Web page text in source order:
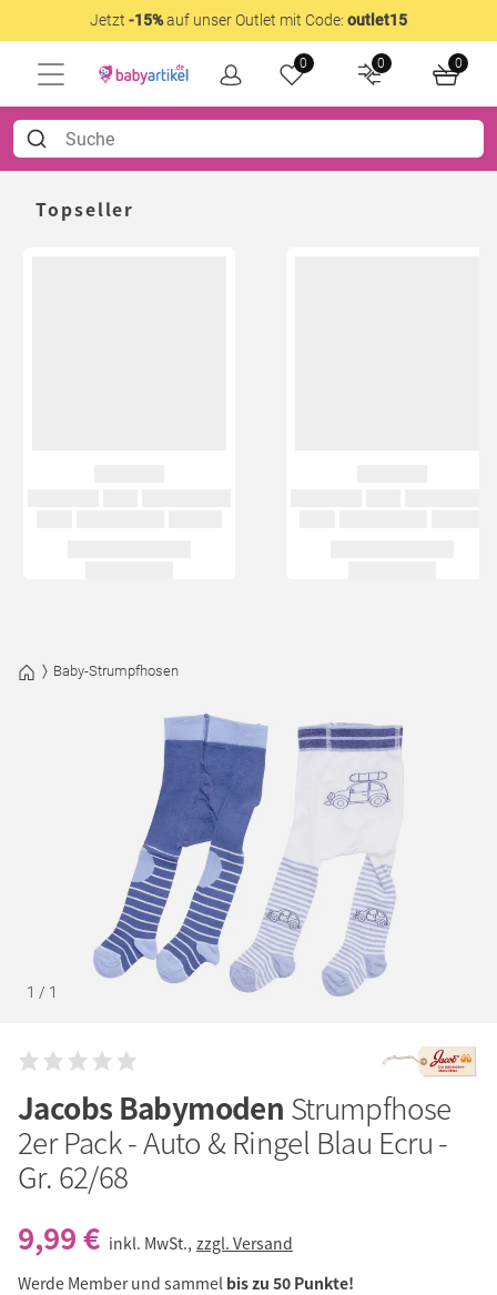
Jetzt -15%auf unser Outlet mit Code: outlet15
0 0 0
Topseller
Baby-Strumpfhosen
1 / 1
Jacobs Babymoden Strumpfhose
2er Pack - Auto & Ringel Blau Ecru -
Gr. 62/68
9,99 € inkl. MwSt., zzgl. Versand
Werde Member und sammel bis zu 50 Punkte!